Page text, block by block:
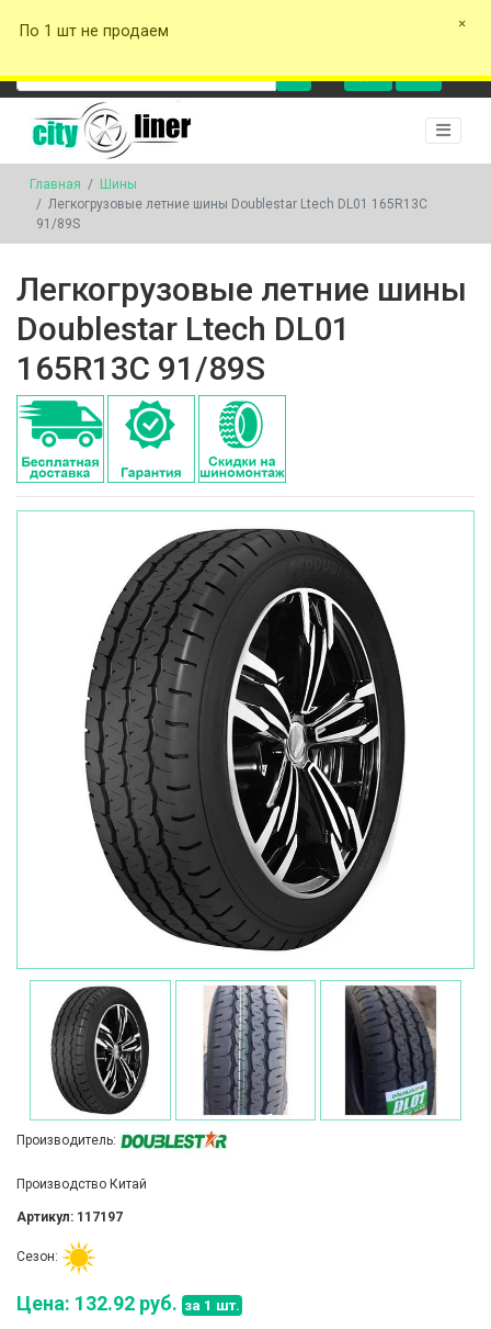
+375 29 162-00-17
+375 29
0 0
Главная
Шины
Легкогрузовые летние шины Doublestar Ltech DL01 165R13C
91/89S
Легкогрузовые летние шины
Doublestar Ltech DL01
165R13C 91/89S
Производитель:
Производство Китай
Артикул: 117197
Сезон:
Цена: 132.92 руб. за 1 шт.
По 1 шт не продаем